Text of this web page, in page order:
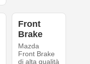
Front
Brake
Mazda
Front Brake
di alta qualità